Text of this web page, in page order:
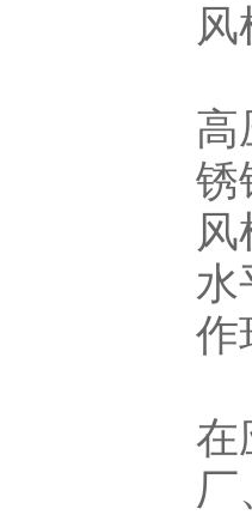
高
锈
水
作
在